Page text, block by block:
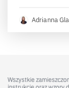
Adrianna